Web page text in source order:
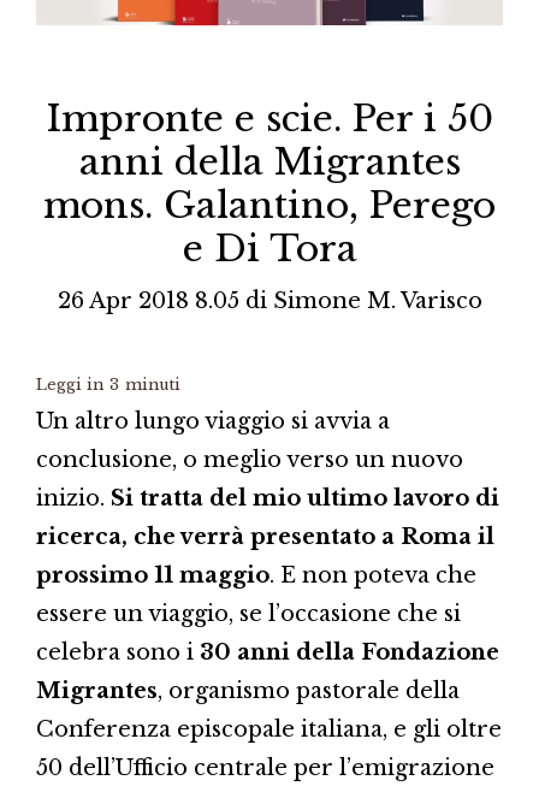
Impronte e scie. Per i 50
anni della Migrantes
mons. Galantino, Perego
e Di Tora
26 Apr 2018 8.05 di Simone M. Varisco
Leggi in 3 minuti
Un altro lungo viaggio si avvia a
conclusione, o meglio verso un nuovo
inizio. Si tratta del mio ultimo lavoro di
ricerca, che verrà presentato a Roma il
prossimo 11 maggio. E non poteva che
essere un viaggio, se l’occasione che si
celebra sono i 30 anni della Fondazione
Migrantes, organismo pastorale della
Conferenza episcopale italiana, e gli oltre
50 dell’Ufficio centrale per l’emigrazione